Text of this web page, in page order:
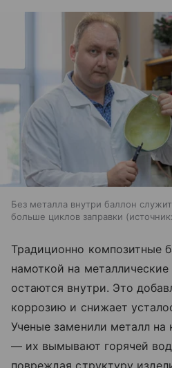
Без металла внутри баллон
больше циклов заправки
источник:
Традиционно композитные
намоткой на
остаются внутри. Это
коррозию и снижает
Ученые заменили металл на
— их вымывают горячей
повреждая структуру